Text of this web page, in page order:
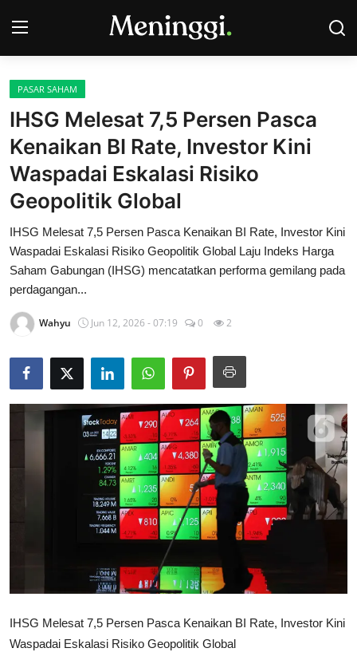
Contact
Pasar Saham
Bisnis
Korporasi
Kripto
Obligasi & Reksadana
Rekomendasi
PASAR SAHAM
IHSG Melesat 7,5 Persen Pasca
Kenaikan BI Rate, Investor Kini
Waspadai Eskalasi Risiko
Geopolitik Global
IHSG Melesat 7,5 Persen Pasca Kenaikan BI Rate, Investor Kini
Waspadai Eskalasi Risiko Geopolitik Global Laju Indeks Harga
Saham Gabungan (IHSG) mencatatkan performa gemilang pada
perdagangan...
Wahyu Jun 12, 2026 - 07:19 0 2
IHSG Melesat 7,5 Persen Pasca Kenaikan BI Rate, Investor Kini
Waspadai Eskalasi Risiko Geopolitik Global